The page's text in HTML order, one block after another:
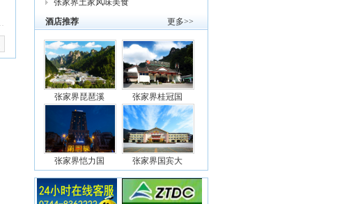
我
张家界土家风味美食
更多>>
酒店推荐
张家界琵琶溪 张家界桂冠国
张家界恺力国 张家界国宾大